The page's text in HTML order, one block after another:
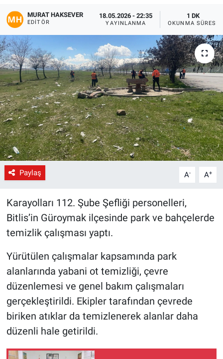
MURAT HAKSEVER
EDITÖR
18.05.2026 - 22:35
YAYINLANMA
1 DK
OKUNMA SÜRESI
Paylaş A- A+
Karayolları 112. Şube Şefliği personelleri,
Bitlis’in Güroymak ilçesinde park ve bahçelerde
temizlik çalışması yaptı.
Yürütülen çalışmalar kapsamında park
alanlarında yabani ot temizliği, çevre
düzenlemesi ve genel bakım çalışmaları
gerçekleştirildi. Ekipler tarafından çevrede
biriken atıklar da temizlenerek alanlar daha
düzenli hale getirildi.
Kültür-Sanat
Magazin
Politika
Resmi İlanlar
Sağlık
Siyaset
Spor